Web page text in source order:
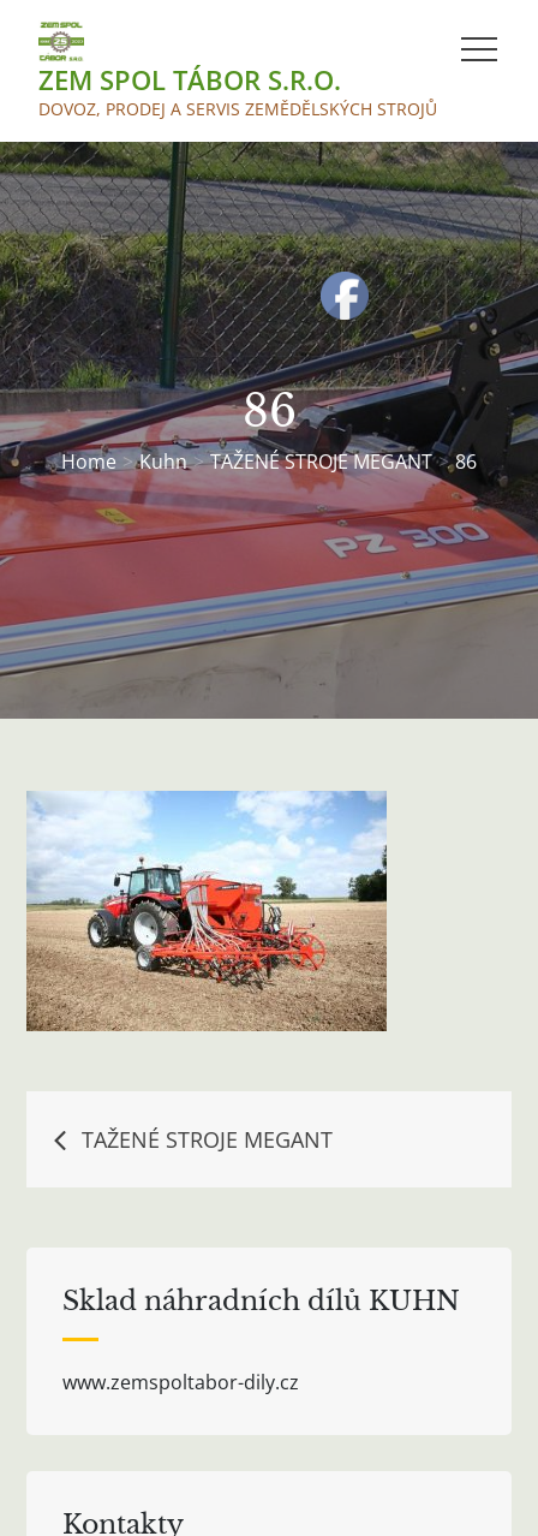
contentZEM SPOL TÁBOR S.R.O.
DOVOZ, PRODEJ A SERVIS ZEMĚDĚLSKÝCH STROJŮ
86
Home Kuhn TAŽENÉ STROJE MEGANT 86
Navigace
TAŽENÉ STROJE MEGANT
Sklad náhradních dílů KUHN
www.zemspoltabor-dily.cz
Kontakty